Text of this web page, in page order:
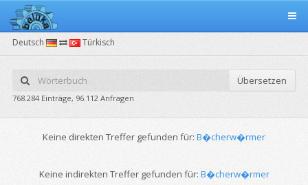
Deutsch Türkisch
Übersetzen
768.284 Einträge, 96.112 Anfragen
Keine direkten Treffer gefunden für: B�cherw�rmer
Keine indirekten Treffer gefunden für: B�cherw�rmer